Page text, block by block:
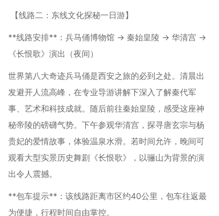
【线路二：东线文化探秘一日游】
**线路安排**：兵马俑博物馆 → 秦始皇陵 → 华清宫 →
《长恨歌》演出（夜间）
世界第八大奇迹兵马俑是西安之旅的必到之处。清晨出
发避开人流高峰，在专业导游讲解下深入了解秦代军
事、艺术和科技成就。随后前往秦始皇陵，感受这座神
秘帝陵的磅礴气势。下午参观华清宫，探寻唐玄宗与杨
贵妃的爱情故事，体验温泉水滑。若时间允许，晚间可
观看大型实景历史舞剧《长恨歌》，以骊山为背景的演
出令人震撼。
**包车提示**：该线路距离市区约40公里，包车往返最
为便捷，行程时间自由掌控。